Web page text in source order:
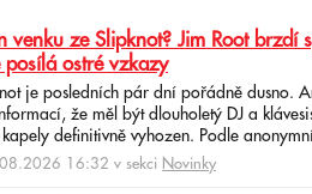
venku ze Slipknot? Jim Root brzdí
ostré vzkazy
je posledních pár dní pořádně dusno.
že měl být dlouholetý DJ a
definitivně vyhozen. Podle
16:32 v sekci Novinky